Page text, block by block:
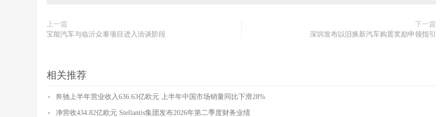
上一篇
宝能汽车与临沂众泰项目进入洽谈阶段
下一篇
深圳发布以旧换新汽车购置奖励申领指引
相关推荐
奔驰上半年营业收入636.63亿欧元 上半年中国市场销量同比下滑28%
净营收434.82亿欧元 Stellantis集团发布2026年第二季度财务业绩